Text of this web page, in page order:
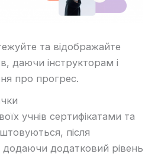
та відображайте
даючи інструкторам і
про прогрес.
учнів сертифікатами та
після
додатковий рівень